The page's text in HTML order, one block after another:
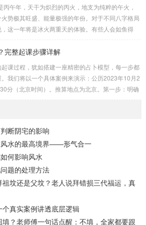
无名指指尖，属金，白虎，主数4、1、2，凶。小
名指根部，属木，六合，主数5、3、8，吉。空
指根部，属土，勾陈，...
丙午年，天干为炽烈的丙火，地支为纯粹的午火，
势极其旺盛、能量极强的年份。对于不同八字格局
，这一年将是冰火两重天的体验。有些人会如鱼得
于平衡与需求八字讲究五行平衡与“喜用神”。喜用
是火力全开的一年。因此：八字命局中“喜火”、“用
等于得到了天地最强能量的帮助，犹如天降神助，
一飞冲天。八字命局中“忌火”的人...
完整起课步骤详解
起课过程，犹如搭建一座精密的占卜模型，每一步都
我们将以一个具体案例来演示：公历2023年10月2
分（北京时间）。推算地点为北京。第一步：明确
张空白的天地盘（内含十二地支）、月将、当天日
二步：核心步骤——排四课四课是“三传”之母，此
。1. 定月将（布“天盘”的...
断阴宅的影响
风水的最高境界——形气合一
何影响风水
题的处理方法
祖坟还是父坟？老人说拜错损三代福运，真
真实案例讲透底层逻辑
？老师傅一句话点醒：不填，全家都要跟